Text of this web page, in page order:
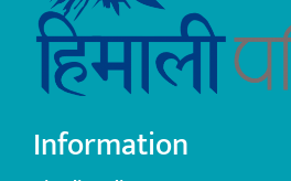
Information